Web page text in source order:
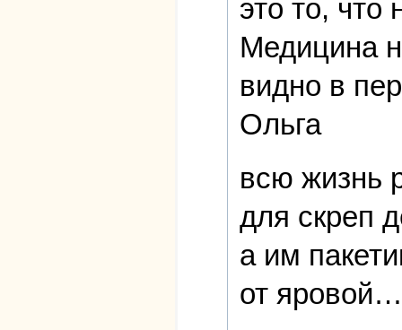
это то, что
Медицина
видно в
Ольга
всю жизнь
для скреп
а им
от яровой…